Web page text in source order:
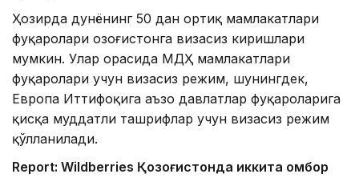
Ҳозирда дунёнинг 50 дан ортиқ мамлакатлари
фуқаролари Қозоғистонга визасиз киришлари
мумкин. Улар орасида МДҲ мамлакатлари
фуқаролари учун визасиз режим, шунингдек,
Европа Иттифоқига аъзо давлатлар фуқароларига
қисқа муддатли ташрифлар учун визасиз режим
қўлланилади.
Report: Wildberries Қозоғистонда иккита омбор